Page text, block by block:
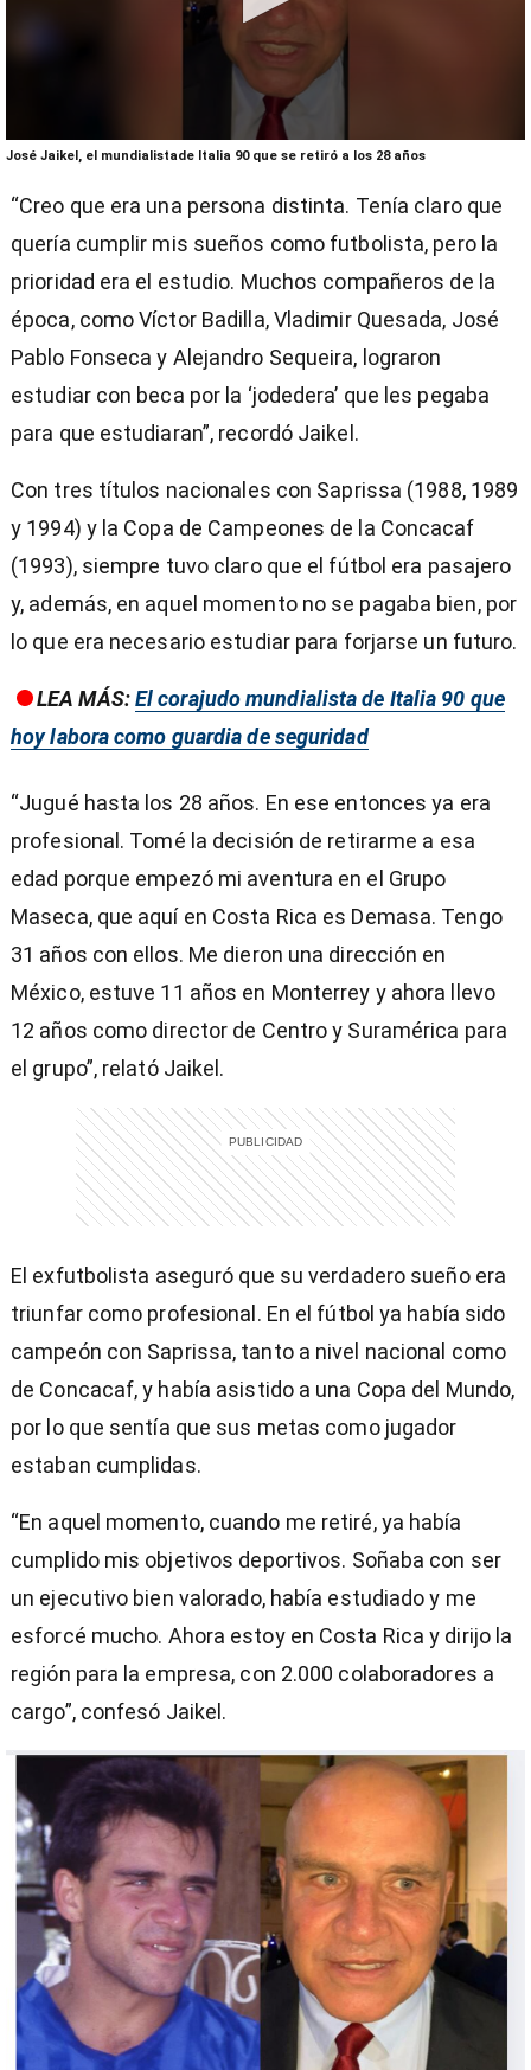
0
seconds
4
10
seconds
José Jaikel, el mundialistade Italia 90 que se retiró a los 28 años
“Creo que era una persona distinta. Tenía claro que
quería cumplir mis sueños como futbolista, pero la
prioridad era el estudio. Muchos compañeros de la
época, como Víctor Badilla, Vladimir Quesada, José
Pablo Fonseca y Alejandro Sequeira, lograron
estudiar con beca por la ‘jodedera’ que les pegaba
para que estudiaran”, recordó Jaikel.
Con tres títulos nacionales con Saprissa (1988, 1989
y 1994) y la Copa de Campeones de la Concacaf
(1993), siempre tuvo claro que el fútbol era pasajero
y, además, en aquel momento no se pagaba bien, por
lo que era necesario estudiar para forjarse un futuro.
LEA MÁS:El corajudo mundialista de Italia 90 que
hoy labora como guardia de seguridad
“Jugué hasta los 28 años. En ese entonces ya era
profesional. Tomé la decisión de retirarme a esa
edad porque empezó mi aventura en el Grupo
Maseca, que aquí en Costa Rica es Demasa. Tengo
31 años con ellos. Me dieron una dirección en
México, estuve 11 años en Monterrey y ahora llevo
12 años como director de Centro y Suramérica para
el grupo”, relató Jaikel.
El exfutbolista aseguró que su verdadero sueño era
triunfar como profesional. En el fútbol ya había sido
campeón con Saprissa, tanto a nivel nacional como
de Concacaf, y había asistido a una Copa del Mundo,
por lo que sentía que sus metas como jugador
estaban cumplidas.
“En aquel momento, cuando me retiré, ya había
cumplido mis objetivos deportivos. Soñaba con ser
un ejecutivo bien valorado, había estudiado y me
esforcé mucho. Ahora estoy en Costa Rica y dirijo la
región para la empresa, con 2.000 colaboradores a
cargo”, confesó Jaikel.